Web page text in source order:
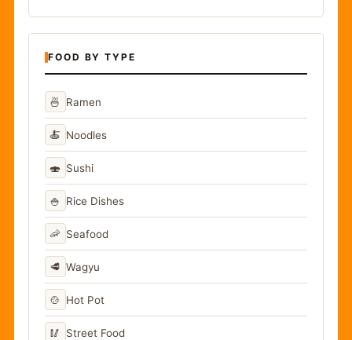
FOOD BY TYPE
🍜 Ramen
🍝 Noodles
🍣 Sushi
🍚 Rice Dishes
🦐 Seafood
🥩 Wagyu
🍲 Hot Pot
🥢 Street Food